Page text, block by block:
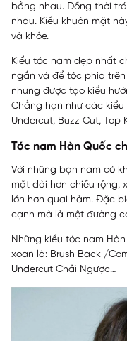
bằng nhau. Đồng thời
nhau. Kiểu khuôn mặt
và khỏe.
Kiểu tóc nam đẹp nhất
ngắn và để tóc phía
nhưng được tạo kiểu
Chẳng hạn như các
Undercut, Buzz Cut, Top
Tóc nam Hàn Quốc
Với những bạn nam có
mặt dài hơn chiều rộng,
lớn hơn quai hàm. Đặc
cạnh mà là một đường
Những kiểu tóc nam
xoan là: Brush Back /
Undercut Chải Ngược…